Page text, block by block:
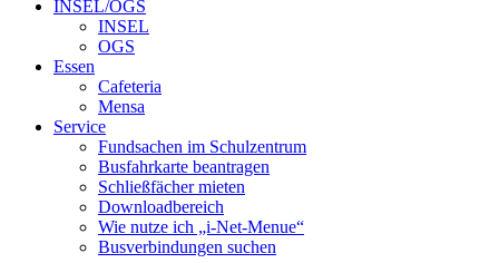
INSEL/OGS
INSEL
OGS
Essen
Cafeteria
Mensa
Service
Fundsachen im Schulzentrum
Busfahrkarte beantragen
Schließfächer mieten
Downloadbereich
Wie nutze ich „i-Net-Menue“
Busverbindungen suchen